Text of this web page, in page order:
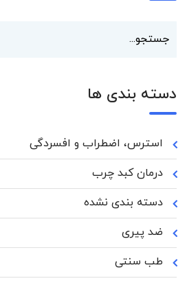
دسته بندی ها
استرس، اضطراب و افسردگی
درمان کبد چرب
دسته بندی نشده
ضد پیری
طب سنتی